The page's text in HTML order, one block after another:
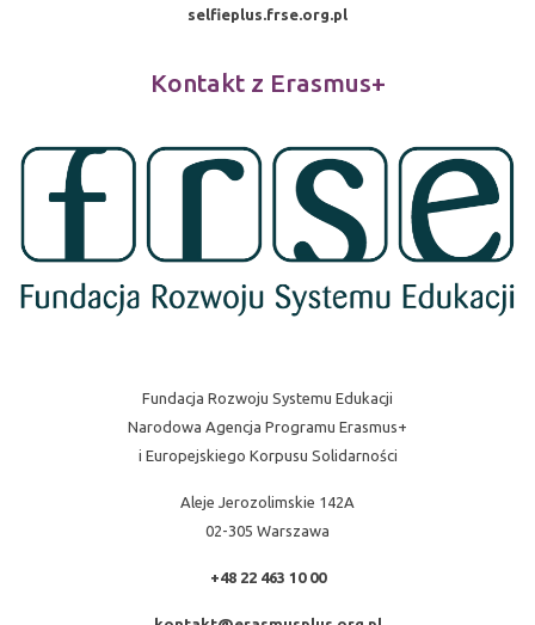
selfieplus.frse.org.pl
Kontakt z Erasmus+
Fundacja Rozwoju Systemu Edukacji
Narodowa Agencja Programu Erasmus+
i Europejskiego Korpusu Solidarności
Aleje Jerozolimskie 142A
02-305 Warszawa
+48 22 463 10 00